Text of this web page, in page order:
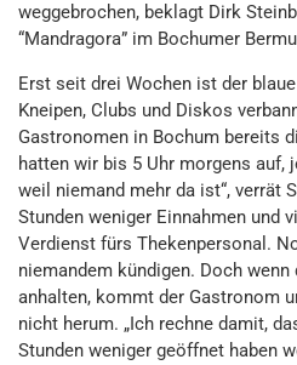
weggebrochen, beklagt Dirk
“Mandragora” im Bochumer
Erst seit drei Wochen ist der
Kneipen, Clubs und Diskos
Gastronomen in Bochum bereits
hatten wir bis 5 Uhr morgens auf,
weil niemand mehr da ist“, verrät
Stunden weniger Einnahmen und
Verdienst fürs Thekenpersonal.
niemandem kündigen. Doch
anhalten, kommt der Gastronom
nicht herum. „Ich rechne damit,
Stunden weniger geöffnet haben